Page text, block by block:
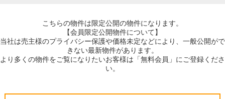
こちらの物件は限定公開の物件になります。
【会員限定公開物件について】
当社は売主様のプライバシー保護や価格未定などにより、一般公開がで
きない最新物件があります。
より多くの物件をご覧になりたいお客様は「無料会員」にご登録くださ
い。